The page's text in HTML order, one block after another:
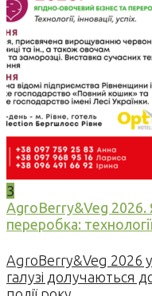
3
AgroBerry&Veg 2026.
переробка:
AgroBerry&Veg 2026 у
галузі долучаються